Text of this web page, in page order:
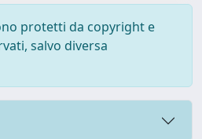
protetti da copyright e
salvo diversa